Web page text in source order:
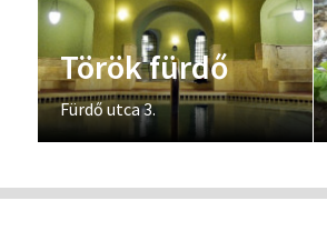
Török fürdő
Fürdő utca 3.